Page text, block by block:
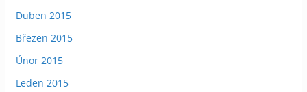
Duben 2015
Březen 2015
Únor 2015
Leden 2015